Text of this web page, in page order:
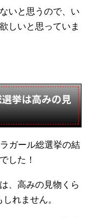
いと思うので、い
しいと思っていま
挙は高みの見
ガール総選挙の結
した！
、高みの見物くら
れません。